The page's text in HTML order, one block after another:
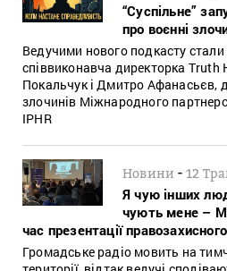
“Суспільне”
про воєнні
Ведучими нового подкасту
співвиконавча директорка Truth
Покальчук і Дмитро Афанасьєв,
злочинів Міжнародного
IPHR
Новини -12
Я чую інших
чують мене –
час презентації
Громадське радіо мовить на